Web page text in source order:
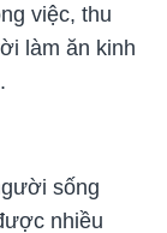
việc, thu
làm ăn kinh
sống
nhiều